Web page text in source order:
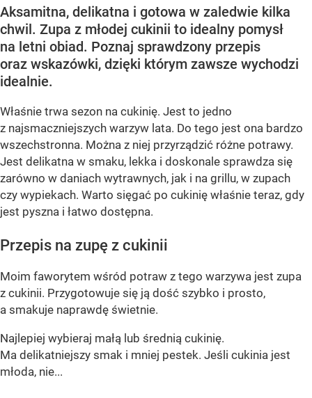
Aksamitna, delikatna i gotowa w zaledwie kilka
chwil. Zupa z młodej cukinii to idealny pomysł
na letni obiad. Poznaj sprawdzony przepis
oraz wskazówki, dzięki którym zawsze wychodzi
idealnie.
Właśnie trwa sezon na cukinię. Jest to jedno
z najsmaczniejszych warzyw lata. Do tego jest ona bardzo
wszechstronna. Można z niej przyrządzić różne potrawy.
Jest delikatna w smaku, lekka i doskonale sprawdza się
zarówno w daniach wytrawnych, jak i na grillu, w zupach
czy wypiekach. Warto sięgać po cukinię właśnie teraz, gdy
jest pyszna i łatwo dostępna.
Przepis na zupę z cukinii
Moim faworytem wśród potraw z tego warzywa jest zupa
z cukinii. Przygotowuje się ją dość szybko i prosto,
a smakuje naprawdę świetnie.
Najlepiej wybieraj małą lub średnią cukinię.
Ma delikatniejszy smak i mniej pestek. Jeśli cukinia jest
młoda, nie...